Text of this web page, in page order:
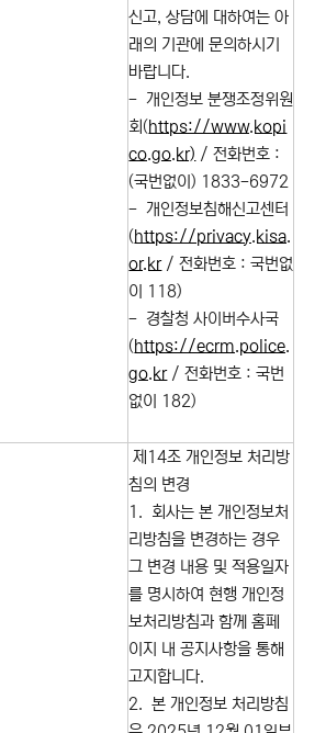
신고, 상담에 대하여는 아
래의 기관에 문의하시기
바랍니다.
- 개인정보 분쟁조정위원
회(https://www.kopi
co.go.kr) / 전화번호 :
(국번없이) 1833-6972
- 개인정보침해신고센터
(https://privacy.kisa.
or.kr/ 전화번호 : 국번없
이 118)
- 경찰청 사이버수사국
(https://ecrm.police.
go.kr/ 전화번호 : 국번
없이 182)
제14조 개인정보 처리방
침의 변경
1. 회사는 본 개인정보처
리방침을 변경하는 경우
그 변경 내용 및 적용일자
를 명시하여 현행 개인정
보처리방침과 함께 홈페
이지 내 공지사항을 통해
고지합니다.
2. 본 개인정보 처리방침